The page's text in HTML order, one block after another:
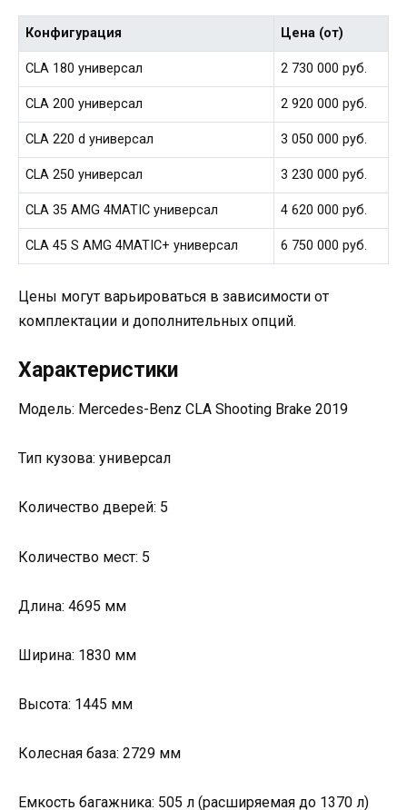
Конфигурация Цена (от)
CLA 180 универсал 2 730 000 руб.
CLA 200 универсал 2 920 000 руб.
CLA 220 d универсал 3 050 000 руб.
CLA 250 универсал 3 230 000 руб.
CLA 35 AMG 4MATIC универсал 4 620 000 руб.
CLA 45 S AMG 4MATIC+ универсал 6 750 000 руб.
Цены могут варьироваться в зависимости от
комплектации и дополнительных опций.
Характеристики
Модель: Mercedes-Benz CLA Shooting Brake 2019
Тип кузова: универсал
Количество дверей: 5
Количество мест: 5
Длина: 4695 мм
Ширина: 1830 мм
Высота: 1445 мм
Колесная база: 2729 мм
Емкость багажника: 505 л (расширяемая до 1370 л)